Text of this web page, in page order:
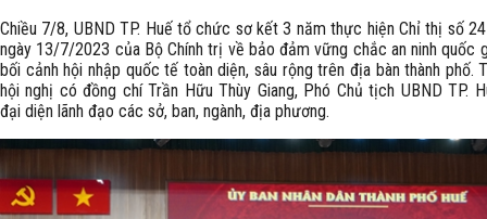
Chiều 7/8, UBND TP. Huế tổ chức sơ kết 3 năm thực hiện Chỉ thị số
ngày 13/7/2023 của Bộ Chính trị về bảo đảm vững chắc an ninh quốc
bối cảnh hội nhập quốc tế toàn diện, sâu rộng trên địa bàn thành phố.
hội nghị có đồng chí Trần Hữu Thùy Giang, Phó Chủ tịch UBND TP.
đại diện lãnh đạo các sở, ban, ngành, địa phương.